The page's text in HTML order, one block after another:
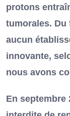
protons
tumorales.
aucun
innovante,
nous avons
En septembre